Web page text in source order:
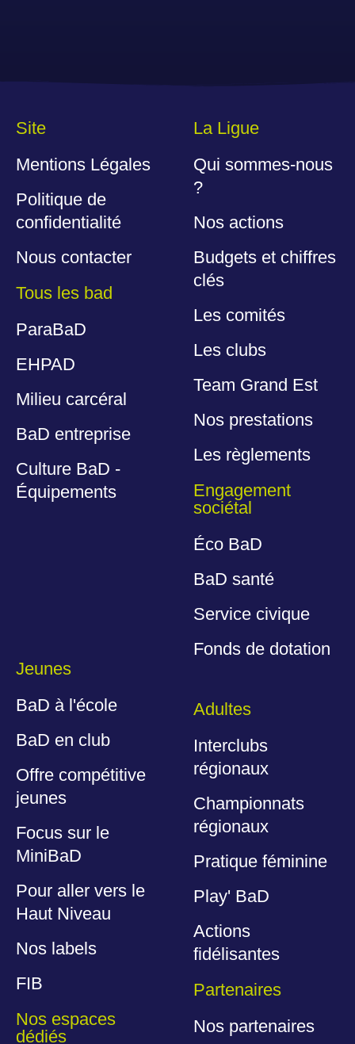
Site
Mentions Légales
Politique de
confidentialité
Nous contacter
Tous les bad
ParaBaD
EHPAD
Milieu carcéral
BaD entreprise
Culture BaD -
Équipements
La Ligue
Qui sommes-nous
?
Nos actions
Budgets et chiffres
clés
Les comités
Les clubs
Team Grand Est
Nos prestations
Les règlements
Engagement
sociétal
Éco BaD
BaD santé
Service civique
Fonds de dotation
Jeunes
BaD à l'école
BaD en club
Offre compétitive
jeunes
Focus sur le
MiniBaD
Pour aller vers le
Haut Niveau
Nos labels
FIB
Nos espaces
dédiés
Adultes
Interclubs
régionaux
Championnats
régionaux
Pratique féminine
Play' BaD
Actions
fidélisantes
Partenaires
Nos partenaires